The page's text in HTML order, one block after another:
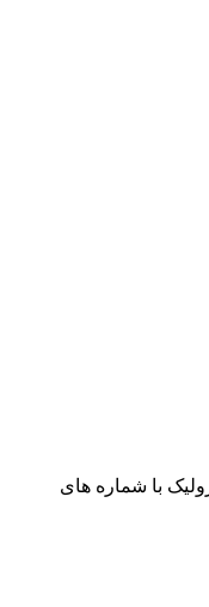
با شماره های